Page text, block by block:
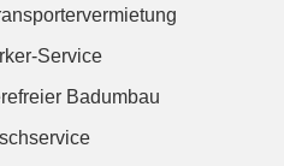
Service
Badumbau